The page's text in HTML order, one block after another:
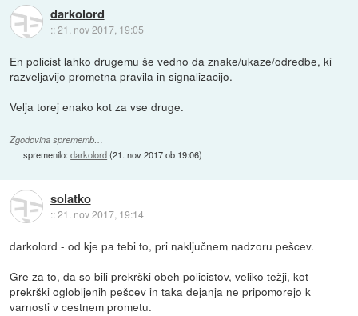
darkolord
::21. nov 2017, 19:05
En policist lahko drugemu še vedno da znake/ukaze/odredbe, ki
razveljavijo prometna pravila in signalizacijo.
Velja torej enako kot za vse druge.
Zgodovina sprememb…
spremenilo:darkolord(21. nov 2017 ob 19:06)
solatko
::21. nov 2017, 19:14
darkolord - od kje pa tebi to, pri naključnem nadzoru pešcev.
Gre za to, da so bili prekrški obeh policistov, veliko težji, kot
prekrški oglobljenih pešcev in taka dejanja ne pripomorejo k
varnosti v cestnem prometu.